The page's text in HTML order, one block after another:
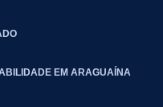
EM ARAGUAÍNA